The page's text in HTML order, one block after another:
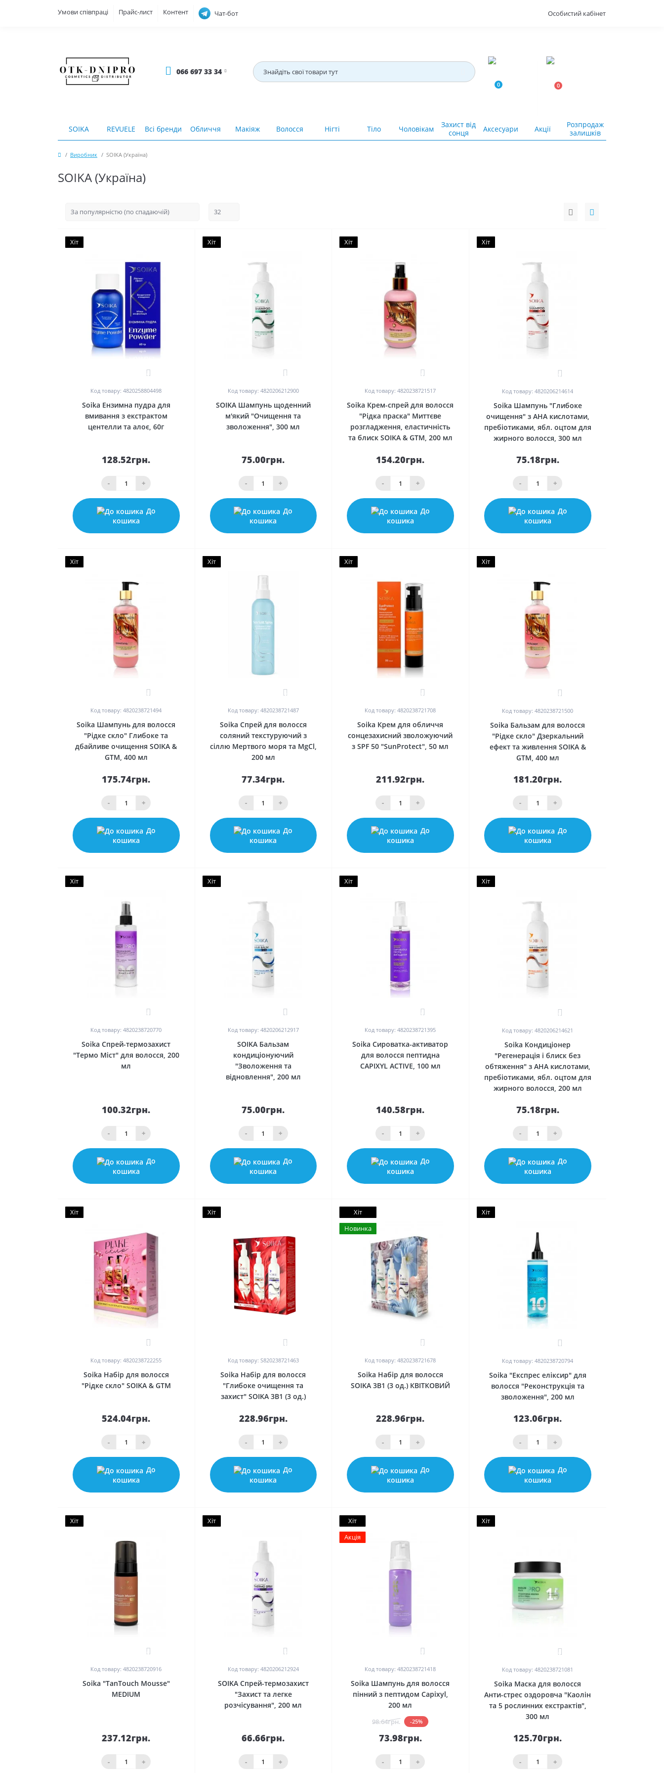
Умови співпраці Прайс-лист Контент Чат-бот Особистий кабінет
066 697 33 34
0 0
SOIKA REVUELE Всі бренди Обличчя Макіяж Волосся Нігті Тіло Чоловікам
Захист від
сонця
Аксесуари Акції
Розпродаж
залишків
Виробник SOIKA (Україна)
SOIKA (Україна)
Хіт
Код товару: 4820258804498
Soika Ензимна пудра для
вмивання з екстрактом
центелли та алоє, 60г
128.52грн.
- +
До
кошика
Хіт
Код товару: 4820206212900
SOIKA Шампунь щоденний
м'який "Очищення та
зволоження", 300 мл
75.00грн.
- +
До
кошика
Хіт
Код товару: 4820238721517
Soika Крем-спрей для волосся
"Рідка праска" Миттєве
розгладження, еластичність
та блиск SOIKA & GTM, 200 мл
154.20грн.
- +
До
кошика
Хіт
Код товару: 4820206214614
Soika Шампунь "Глибоке
очищення" з АНА кислотами,
пребіотиками, ябл. оцтом для
жирного волосся, 300 мл
75.18грн.
- +
До
кошика
Хіт
Код товару: 4820238721494
Soika Шампунь для волосся
"Рідке скло" Глибоке та
дбайливе очищення SOIKA &
GTM, 400 мл
175.74грн.
- +
До
кошика
Хіт
Код товару: 4820238721487
Soika Спрей для волосся
соляний текстуруючий з
сіллю Мертвого моря та MgCl,
200 мл
77.34грн.
- +
До
кошика
Хіт
Код товару: 4820238721708
Soika Крем для обличчя
сонцезахисний зволожуючий
з SPF 50 "SunProtect", 50 мл
211.92грн.
- +
До
кошика
Хіт
Код товару: 4820238721500
Soika Бальзам для волосся
"Рідке скло" Дзеркальний
ефект та живлення SOIKA &
GTM, 400 мл
181.20грн.
- +
До
кошика
Хіт
0
Код товару: 4820238720770
Soika Спрей-термозахист
"Термо Міст" для волосся, 200
мл
100.32грн.
- +
До
кошика
Хіт
1
Код товару: 4820206212917
SOIKA Бальзам
кондиціонуючий
"Зволоження та
відновлення", 200 мл
75.00грн.
- +
До
кошика
Хіт
0
Код товару: 4820238721395
Soika Сироватка-активатор
для волосся пептидна
CAPIXYL ACTIVE, 100 мл
140.58грн.
- +
До
кошика
Хіт
0
Код товару: 4820206214621
Soika Кондиціонер
"Регенерація і блиск без
обтяження" з АНА кислотами,
пребіотиками, ябл. оцтом для
жирного волосся, 200 мл
75.18грн.
- +
До
кошика
Хіт
1
Код товару: 4820238722255
Soika Набір для волосся
"Рідке скло" SOIKA & GTM
524.04грн.
- +
До
кошика
Хіт
0
Код товару: S820238721463
Soika Набір для волосся
"Глибоке очищення та
захист" SOIKA 3В1 (3 од.)
228.96грн.
- +
До
кошика
Хіт
Новинка
0
Код товару: 4820238721678
Soika Набір для волосся
SOIKA 3В1 (3 од.) КВІТКОВИЙ
228.96грн.
- +
До
кошика
Хіт
1
Код товару: 4820238720794
Soika "Експрес еліксир" для
волосся "Реконструкція та
зволоження", 200 мл
123.06грн.
- +
До
кошика
Хіт
0
Код товару: 4820238720916
Soika "TanTouch Mousse"
MEDIUM
237.12грн.
- +
Хіт
0
Код товару: 4820206212924
SOIKA Спрей-термозахист
"Захист та легке
розчісування", 200 мл
66.66грн.
- +
Хіт
Акція
0
Код товару: 4820238721418
Soika Шампунь для волосся
пінний з пептидом Capixyl,
200 мл
98.64грн. -25%
73.98грн.
- +
Хіт
0
Код товару: 4820238721081
Soika Маска для волосся
Анти-стрес оздоровча "Каолін
та 5 рослинних екстрактів",
300 мл
125.70грн.
- +